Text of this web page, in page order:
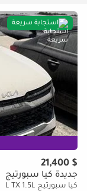
استجابة سريعة
$ 21,400
جديدة كيا سبورتيج
كيا سبورتيج L TX 1.5L